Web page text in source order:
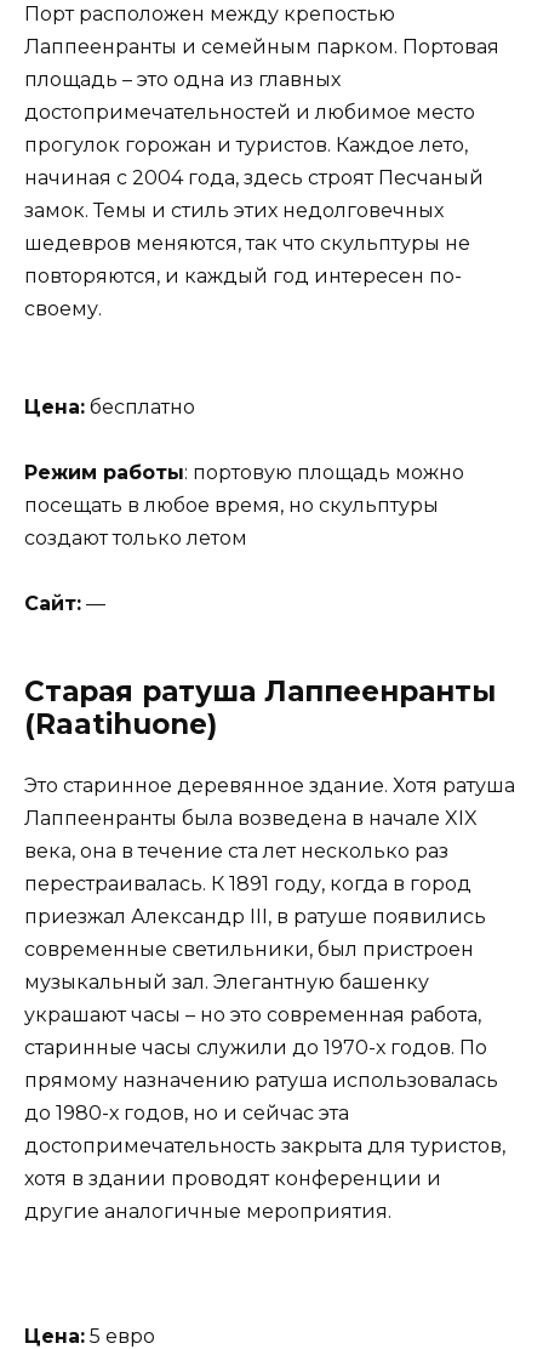
Порт расположен между крепостью
Лаппеенранты и семейным парком. Портовая
площадь – это одна из главных
достопримечательностей и любимое место
прогулок горожан и туристов. Каждое лето,
начиная с 2004 года, здесь строят Песчаный
замок. Темы и стиль этих недолговечных
шедевров меняются, так что скульптуры не
повторяются, и каждый год интересен по-
своему.
Цена: бесплатно
Режим работы: портовую площадь можно
посещать в любое время, но скульптуры
создают только летом
Сайт: —
Старая ратуша Лаппеенранты
(Raatihuone)
Это старинное деревянное здание. Хотя ратуша
Лаппеенранты была возведена в начале XIX
века, она в течение ста лет несколько раз
перестраивалась. К 1891 году, когда в город
приезжал Александр III, в ратуше появились
современные светильники, был пристроен
музыкальный зал. Элегантную башенку
украшают часы – но это современная работа,
старинные часы служили до 1970-х годов. По
прямому назначению ратуша использовалась
до 1980-х годов, но и сейчас эта
достопримечательность закрыта для туристов,
хотя в здании проводят конференции и
другие аналогичные мероприятия.
Цена: 5 евро